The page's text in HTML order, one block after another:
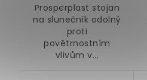
Prosperplast stojan
na slunečník odolný
proti
povětrnostním
vlivům v...